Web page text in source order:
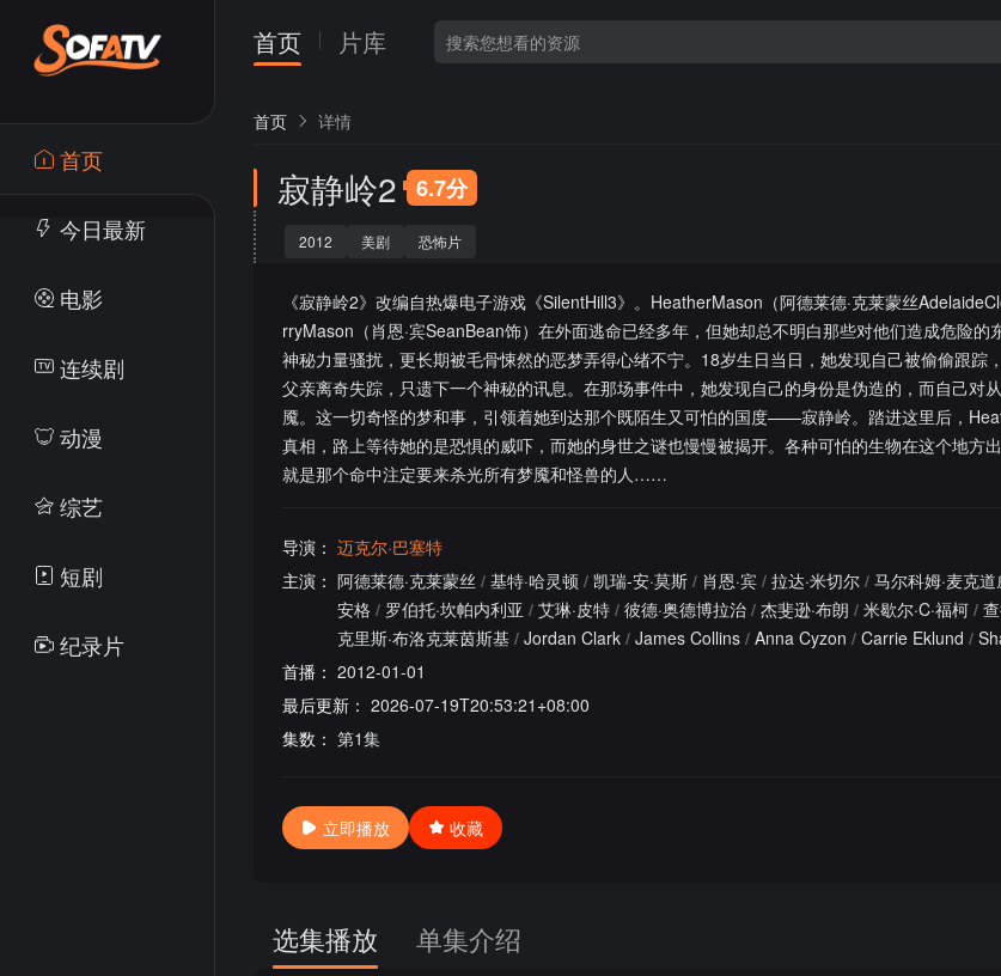
首页
今日最新
电影
连续剧
动漫
综艺
短剧
纪录片
首页 片库
首页 详情
寂静岭2 6.7分
2012 美剧 恐怖片
《寂静岭2》改编自热爆电子游戏《SilentHill3》。HeatherMason（阿德莱德·克莱蒙丝
rryMason（肖恩·宾SeanBean饰）在外面逃命已经多年，但她却总不明白那些对他们造成危险的
神秘力量骚扰，更长期被毛骨悚然的恶梦弄得心绪不宁。18岁生日当日，她发现自己被偷偷跟踪
父亲离奇失踪，只遗下一个神秘的讯息。在那场事件中，她发现自己的身份是伪造的，而自己对
魇。这一切奇怪的梦和事，引领着她到达那个既陌生又可怕的国度——寂静岭。踏进这里后，
真相，路上等待她的是恐惧的威吓，而她的身世之谜也慢慢被揭开。各种可怕的生物在这个地方
就是那个命中注定要来杀光所有梦魇和怪兽的人……
导演： 迈克尔·巴塞特
主演： 阿德莱德·克莱蒙丝 / 基特·哈灵顿 / 凯瑞-安·莫斯 / 肖恩·宾 / 拉达·米切尔 / 马尔科姆·麦克
安格 / 罗伯托·坎帕内利亚 / 艾琳·皮特 / 彼德·奥德博拉治 / 杰斐逊·布朗 / 米歇尔·C·福柯 /
克里斯·布洛克莱茵斯基 / Jordan Clark / James Collins / Anna Cyzon / Carrie Eklund /
首播： 2012-01-01
最后更新： 2026-07-19T20:53:21+08:00
集数： 第1集
立即播放 收藏
选集播放 单集介绍